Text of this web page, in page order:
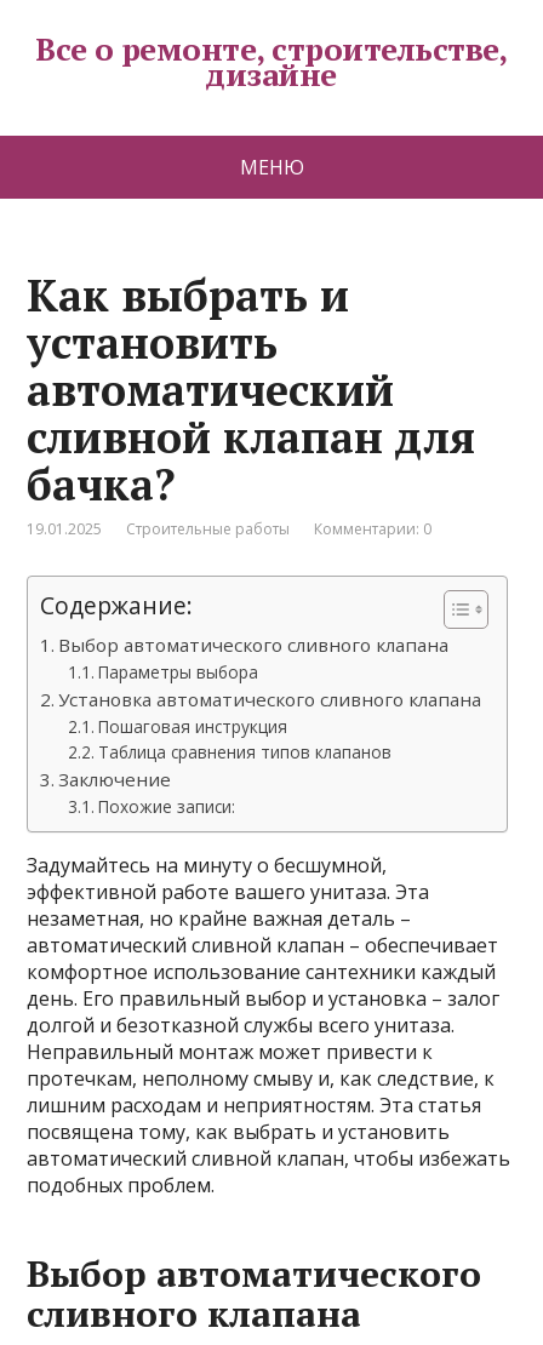
Все о ремонте, строительстве,
дизайне
МЕНЮ
Как выбрать и
установить
автоматический
сливной клапан для
бачка?
19.01.2025 Строительные работы Комментарии: 0
Содержание:
Выбор автоматического сливного клапана
Параметры выбора
Установка автоматического сливного клапана
Пошаговая инструкция
Таблица сравнения типов клапанов
Заключение
Похожие записи:
Задумайтесь на минуту о бесшумной,
эффективной работе вашего унитаза. Эта
незаметная, но крайне важная деталь –
автоматический сливной клапан – обеспечивает
комфортное использование сантехники каждый
день. Его правильный выбор и установка – залог
долгой и безотказной службы всего унитаза.
Неправильный монтаж может привести к
протечкам, неполному смыву и, как следствие, к
лишним расходам и неприятностям. Эта статья
посвящена тому, как выбрать и установить
автоматический сливной клапан, чтобы избежать
подобных проблем.
Выбор автоматического
сливного клапана